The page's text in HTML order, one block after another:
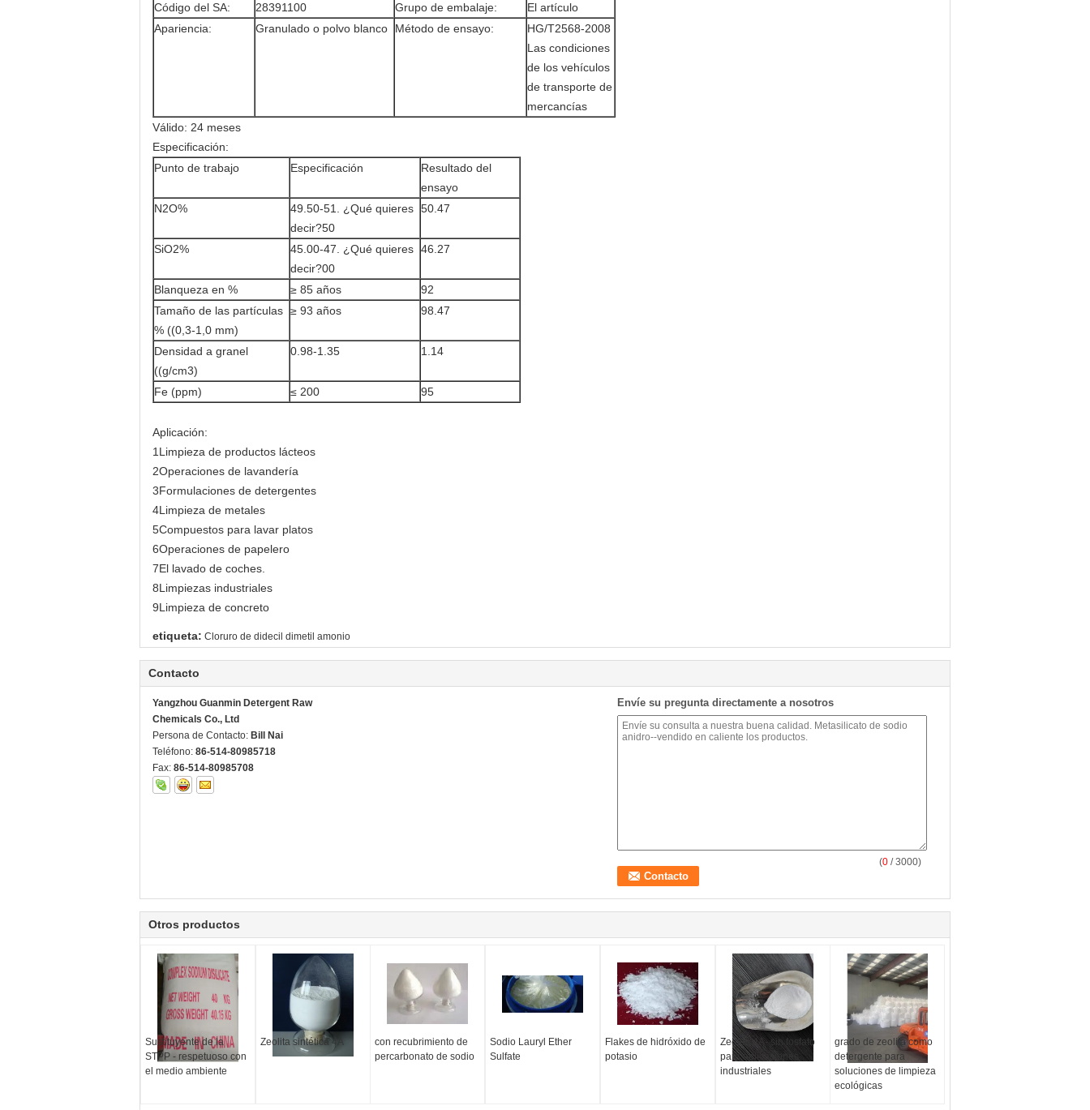
Código del SA:
28391100 Grupo de embalaje:
El artículo
Apariencia:
Granulado o polvo blanco Método de ensayo:
HG/T2568-2008
Las condiciones
de los vehículos
de transporte de
mercancías
Válido: 24 meses
Especificación:
Punto de trabajo
Especificación
Resultado del
ensayo
N2O%
49.50-51. ¿Qué quieres
decir?50
50.47
SiO2%
45.00-47. ¿Qué quieres
decir?00
46.27
Blanqueza en % ≥ 85 años
92
Tamaño de las partículas
% ((0,3-1,0 mm)
≥ 93 años 98.47
Densidad a granel
((g/cm3)
0.98-1.35 1.14
Fe (ppm) ≤ 200 95
Aplicación:
1Limpieza de productos lácteos
2Operaciones de lavandería
3Formulaciones de detergentes
4Limpieza de metales
5Compuestos para lavar platos
6Operaciones de papelero
7El lavado de coches.
8Limpiezas industriales
9Limpieza de concreto
etiqueta: Cloruro de didecil dimetil amonio
Contacto
Yangzhou Guanmin Detergent Raw
Chemicals Co., Ltd
Persona de Contacto: Bill Nai
Teléfono: 86-514-80985718
Fax: 86-514-80985708
Envíe su pregunta directamente a nosotros
(0 / 3000)
Otros productos
Sustituyente de la
STPP - respetuoso con
el medio ambiente
Zeolita sintética 4A
con recubrimiento de
percarbonato de sodio
Sodio Lauryl Ether
Sulfate
Flakes de hidróxido de
potasio
Zeolita 4A- sin fosfato
para aplicaciones
industriales
grado de zeolita como
detergente para
soluciones de limpieza
ecológicas